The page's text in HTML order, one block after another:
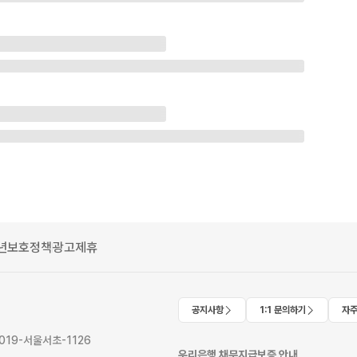
보호정책광고제휴
서울서초-1126
공지사항 1:1 문의하기 자